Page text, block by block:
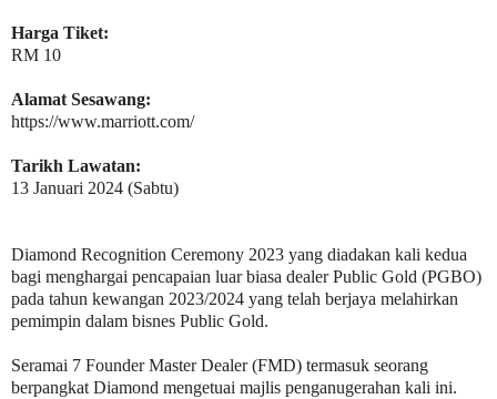
Harga Tiket:
RM 10
Alamat Sesawang:
https://www.marriott.com/
Tarikh Lawatan:
13 Januari 2024 (Sabtu)
Diamond Recognition Ceremony 2023 yang diadakan kali kedua
bagi menghargai pencapaian luar biasa dealer Public Gold (PGBO)
pada tahun kewangan 2023/2024 yang telah berjaya melahirkan
pemimpin dalam bisnes Public Gold.
Seramai 7 Founder Master Dealer (FMD) termasuk seorang
berpangkat Diamond mengetuai majlis penganugerahan kali ini.